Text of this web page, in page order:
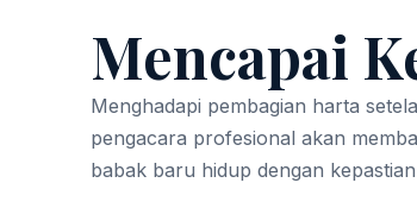
Mencapai
Menghadapi pembagian harta
pengacara profesional akan
babak baru hidup dengan